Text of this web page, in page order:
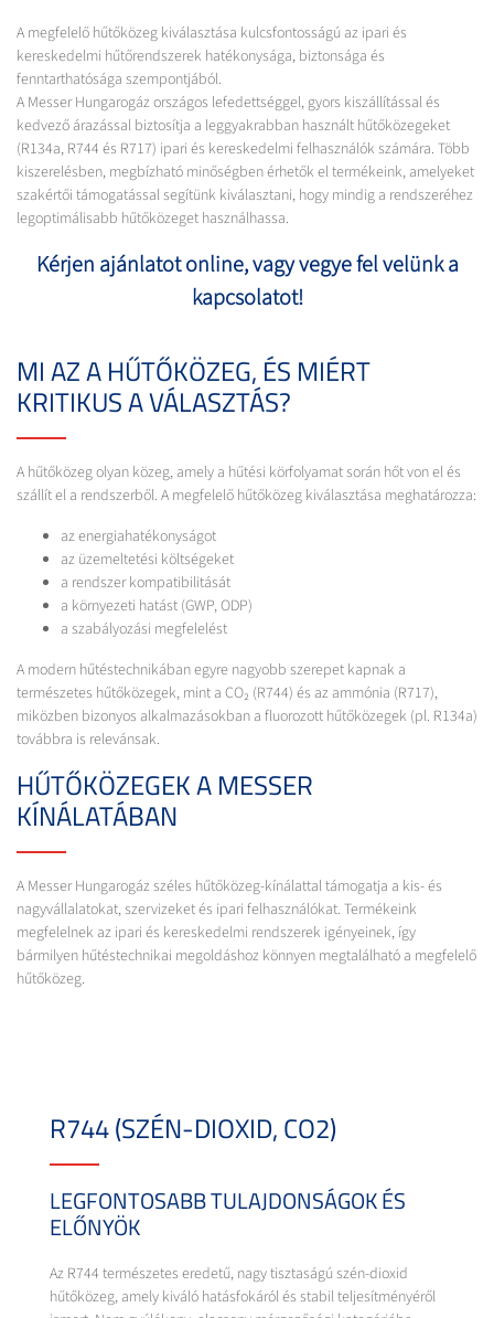
A megfelelő hűtőközeg kiválasztása kulcsfontosságú az ipari és
kereskedelmi hűtőrendszerek hatékonysága, biztonsága és
fenntarthatósága szempontjából.
A Messer Hungarogáz országos lefedettséggel, gyors kiszállítással és
kedvező árazással biztosítja a leggyakrabban használt hűtőközegeket
(R134a, R744 és R717) ipari és kereskedelmi felhasználók számára. Több
kiszerelésben, megbízható minőségben érhetők el termékeink, amelyeket
szakértői támogatással segítünk kiválasztani, hogy mindig a rendszeréhez
legoptimálisabb hűtőközeget használhassa.
Kérjen ajánlatot online, vagy vegye fel velünk a
kapcsolatot!
MI AZ A HŰTŐKÖZEG, ÉS MIÉRT
KRITIKUS A VÁLASZTÁS?
A hűtőközeg olyan közeg, amely a hűtési körfolyamat során hőt von el és
szállít el a rendszerből. A megfelelő hűtőközeg kiválasztása meghatározza:
az energiahatékonyságot
az üzemeltetési költségeket
a rendszer kompatibilitását
a környezeti hatást (GWP, ODP)
a szabályozási megfelelést
A modern hűtéstechnikában egyre nagyobb szerepet kapnak a
természetes hűtőközegek, mint a CO₂ (R744) és az ammónia (R717),
miközben bizonyos alkalmazásokban a fluorozott hűtőközegek (pl. R134a)
továbbra is relevánsak.
HŰTŐKÖZEGEK A MESSER
KÍNÁLATÁBAN
A Messer Hungarogáz széles hűtőközeg-kínálattal támogatja a kis- és
nagyvállalatokat, szervizeket és ipari felhasználókat. Termékeink
megfelelnek az ipari és kereskedelmi rendszerek igényeinek, így
bármilyen hűtéstechnikai megoldáshoz könnyen megtalálható a megfelelő
hűtőközeg.
R744 (SZÉN-DIOXID, CO2)
LEGFONTOSABB TULAJDONSÁGOK ÉS
ELŐNYÖK
Az R744 természetes eredetű, nagy tisztaságú szén-dioxid
hűtőközeg, amely kiváló hatásfokáról és stabil teljesítményéről